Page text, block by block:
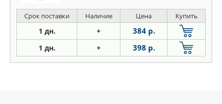
Срок поставки Наличие Цена Купить
1 дн. + 384 р.
1 дн. + 398 р.